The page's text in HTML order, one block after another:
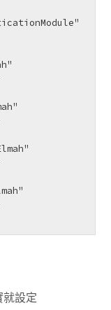
設定